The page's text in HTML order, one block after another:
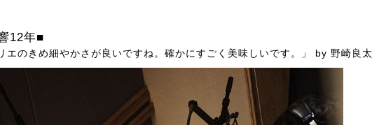
12年■
エのきめ細やかさが良いですね。確かにすごく美味しいです。」 by 野崎良太